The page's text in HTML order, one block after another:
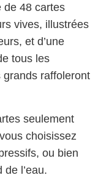
de 48 cartes
vives, illustrées
et d’une
tous les
raffoleront
seulement
choisissez
ou bien
l’eau.